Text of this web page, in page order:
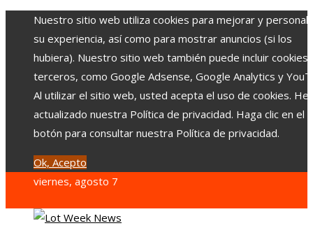
Nuestro sitio web utiliza cookies para mejorar y
su experiencia, así como para mostrar anuncios (si los
hubiera). Nuestro sitio web también puede incluir cookies
terceros, como Google Adsense, Google Analytics y
Al utilizar el sitio web, usted acepta el uso de cookies.
actualizado nuestra Política de privacidad. Haga clic en el
botón para consultar nuestra Política de privacidad.
Ok, Acepto
viernes, agosto 7